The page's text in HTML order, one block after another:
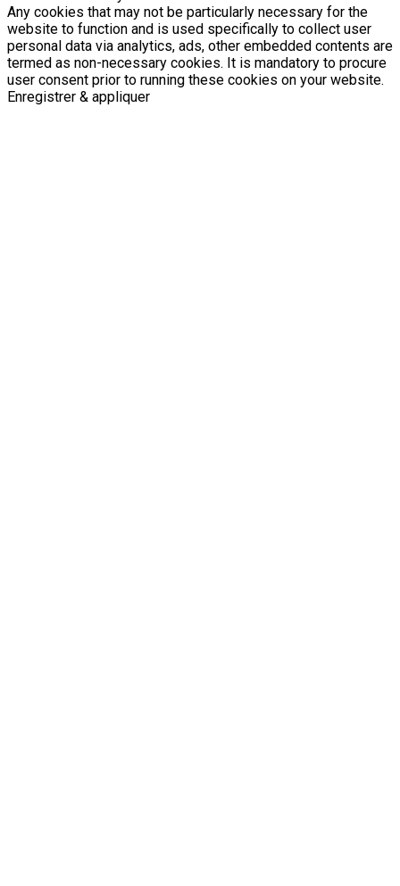
Any cookies that may not be particularly necessary for the
website to function and is used specifically to collect user
personal data via analytics, ads, other embedded contents are
termed as non-necessary cookies. It is mandatory to procure
user consent prior to running these cookies on your website.
Enregistrer & appliquer